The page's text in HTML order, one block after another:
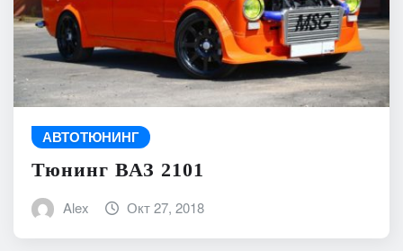
АВТОТЮНИНГ
Тюнинг ВАЗ 2101
Alex Окт 27, 2018